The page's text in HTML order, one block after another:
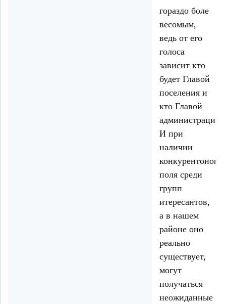
гораздо боле
весомым,
ведь от его
голоса
зависит кто
будет Главой
поселения и
кто Главой
администрации.
И при
наличии
конкурентоного
поля среди
групп
итересантов,
а в нашем
районе оно
реально
существует,
могут
получаться
неожиданные